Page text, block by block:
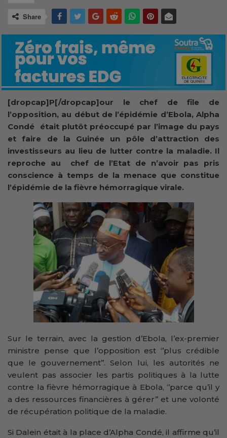
Share
[dropcap]P[/dropcap]our le chef de file de
l’opposition, au début de l’épidémie d’Ebola, Alpha
Condé était plutôt préoccupé par l’image du pays
et faire de la Guinée un pôle d’attraction des
investisseurs au lieu de lutter contre la maladie. Il
reproche au chef de l’Etat de n’avoir pas pris
conscience à temps de la menace que constitue
l’épidémie de la fièvre hémorragique virale.
Sur le terrain, avec la gestion d’Ebola, l’ex-premier
ministre pense que l’opposition est ‘’plus crédible
que le gouvernement’’. Selon lui, les autorités ne
veulent pas associer les partis politiques à la lutte
contre la fièvre hémorragique à Ebola, ‘’parce qu’il y
a des ressources financières à gérer’’ et une volonté
de récupération politique de la maladie.
Si Dalein était à la place d’Alpha Condé, il affirme qu’il